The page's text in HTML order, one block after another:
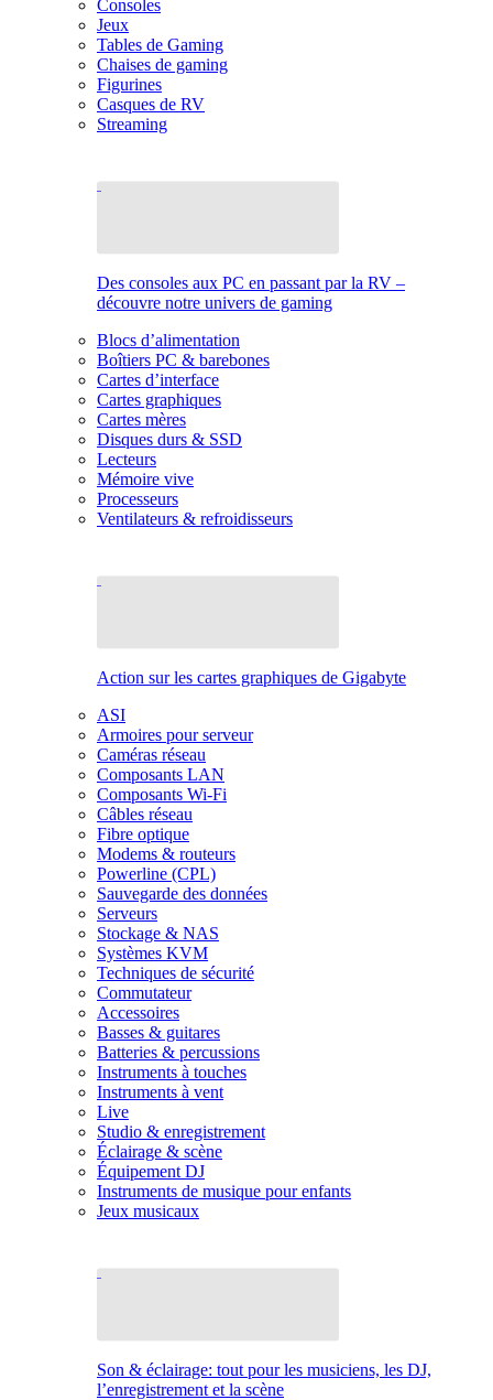
Consoles
Jeux
Tables de Gaming
Chaises de gaming
Figurines
Casques de RV
Streaming
Des consoles aux PC en passant par la RV –
découvre notre univers de gaming
Blocs d’alimentation
Boîtiers PC & barebones
Cartes d’interface
Cartes graphiques
Cartes mères
Disques durs & SSD
Lecteurs
Mémoire vive
Processeurs
Ventilateurs & refroidisseurs
Action sur les cartes graphiques de Gigabyte
ASI
Armoires pour serveur
Caméras réseau
Composants LAN
Composants Wi-Fi
Câbles réseau
Fibre optique
Modems & routeurs
Powerline (CPL)
Sauvegarde des données
Serveurs
Stockage & NAS
Systèmes KVM
Techniques de sécurité
Commutateur
Accessoires
Basses & guitares
Batteries & percussions
Instruments à touches
Instruments à vent
Live
Studio & enregistrement
Éclairage & scène
Équipement DJ
Instruments de musique pour enfants
Jeux musicaux
Son & éclairage: tout pour les musiciens, les DJ,
l’enregistrement et la scène